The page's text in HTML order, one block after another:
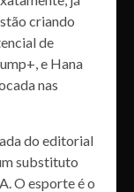
criando
de
e Hana
nas
do editorial
substituto
O esporte é o